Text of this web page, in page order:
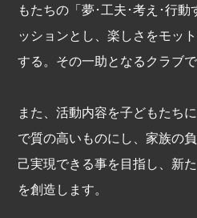
もたちの「夢･工夫･考え･行動
ッションとし、楽しさをモッ
する。その一助となるクラブで
また、活動内容を子どもたち
で質の高いものにし、家族の
己実現できる事を目指し、新
を創造します。